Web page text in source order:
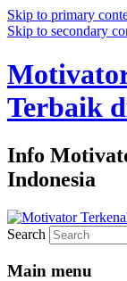
Skip to primary
Skip to secondary
Terbaik
Info
Indonesia
Search
Main menu